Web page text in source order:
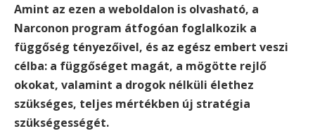
arab
ukrán
horvát
török
Amint az ezen a weboldalon is olvasható, a
Narconon program átfogóan foglalkozik a
függőség tényezőivel, és az egész embert veszi
célba: a függőséget magát, a mögötte rejlő
okokat, valamint a drogok nélküli élethez
szükséges, teljes mértékben új stratégia
szükségességét.